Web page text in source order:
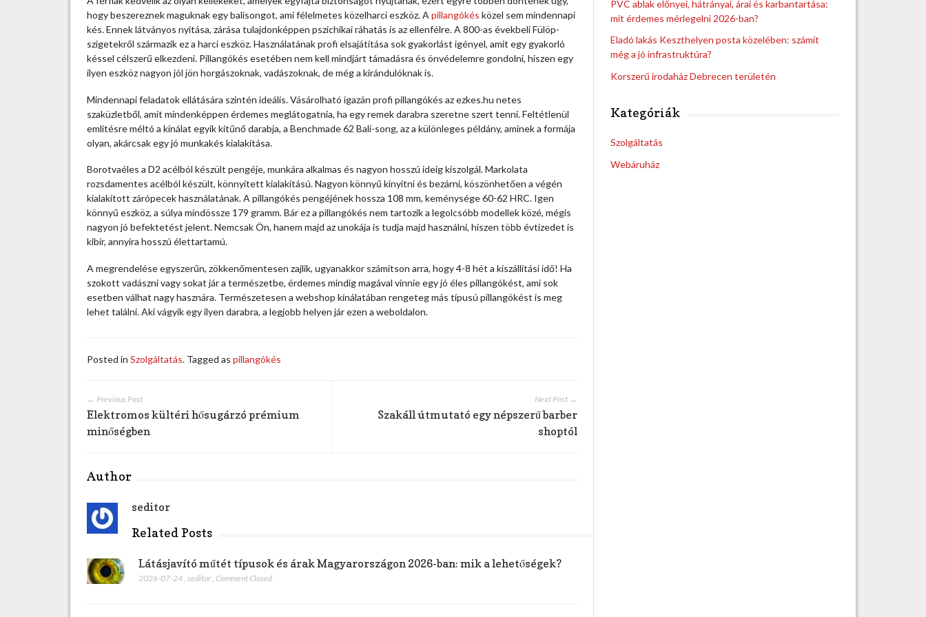
l
a
n
g
ó
k
:
t
é
r
d
e
m
s
t
u
d
i
l
?
j
z
h
e
hogy beszereznek maguknak egy balisongot, ami félelmetes közelharci eszköz. Apillangókés közel sem mindennapi
kés. Ennek látványos nyitása, zárása tulajdonképpen pszichikai ráhatás is az ellenfélre. A 800-as évekbeli Fülöp-
szigetekről származik ez a harci eszköz. Használatának profi elsajátítása sok gyakorlást igényel, amit egy gyakorló
késsel célszerű elkezdeni. Pillangókés esetében nem kell mindjárt támadásra és önvédelemre gondolni, hiszen egy
ilyen eszköz nagyon jól jön horgászoknak, vadászoknak, de még a kirándulóknak is.
Mindennapi feladatok ellátására szintén ideális. Vásárolható igazán profi pillangókés az ezkes.hu netes
szaküzletből, amit mindenképpen érdemes meglátogatnia, ha egy remek darabra szeretne szert tenni. Feltétlenül
említésre méltó a kínálat egyik kitűnő darabja, a Benchmade 62 Bali-song, az a különleges példány, aminek a formája
olyan, akárcsak egy jó munkakés kialakítása.
Borotvaéles a D2 acélból készült pengéje, munkára alkalmas és nagyon hosszú ideig kiszolgál. Markolata
rozsdamentes acélból készült, könnyített kialakítású. Nagyon könnyű kinyitni és bezárni, köszönhetően a végén
kialakított zárópecek használatának. A pillangókés pengéjének hossza 108 mm, keménysége 60-62 HRC. Igen
könnyű eszköz, a súlya mindössze 179 gramm. Bár ez a pillangókés nem tartozik a legolcsóbb modellek közé, mégis
nagyon jó befektetést jelent. Nemcsak Ön, hanem majd az unokája is tudja majd használni, hiszen több évtizedet is
kibír, annyira hosszú élettartamú.
A megrendelése egyszerűn, zökkenőmentesen zajlik, ugyanakkor számítson arra, hogy 4-8 hét a kiszállítási idő! Ha
szokott vadászni vagy sokat jár a természetbe, érdemes mindig magával vinnie egy jó éles pillangókést, ami sok
esetben válhat nagy hasznára. Természetesen a webshop kínálatában rengeteg más típusú pillangókést is meg
lehet találni. Aki vágyik egy ilyen darabra, a legjobb helyen jár ezen a weboldalon.
Posted inSzolgáltatás. Tagged aspillangókés
Next Post →
Szakáll útmutató egy népszerű barber
shoptól
← Previous Post
Elektromos kültéri hősugárzó prémium
minőségben
Author
seditor
Related Posts
Látásjavító műtét típusok és árak Magyarországon 2026-ban: mik a lehetőségek?
2026-07-24,seditor,Comment Closed
PVC ablak előnyei, hátrányai, árai és karbantartása:
mit érdemes mérlegelni 2026-ban?
Eladó lakás Keszthelyen posta közelében: számít
még a jó infrastruktúra?
Korszerű irodaház Debrecen területén
Kategóriák
Szolgáltatás
Webáruház